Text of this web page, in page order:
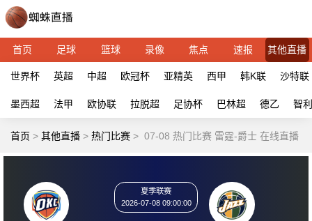
首页 足球 篮球 录像 焦点 速报 其他直播
世界杯 英超 中超 欧冠杯 亚精英 西甲 韩K联 沙特联
墨西超 法甲 欧协联 拉脱超 足协杯 巴林超 德乙 智
首页 > 其他直播 > 热门比赛 > 07-08 热门比赛 雷霆-爵士 在线直播